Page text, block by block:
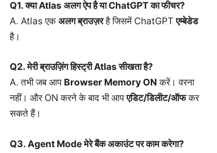
Q1. क्या Atlas अलग ऐप है या ChatGPT का फीचर?
A. Atlas एकअलग ब्राउज़रहै जिसमें ChatGPTएम्बेडेड
है।
Q2. मेरी ब्राउज़िंग हिस्ट्री Atlas सीखता है?
A. तभी जब आप Browser Memory ON करें। वरना
नहीं। और ON करने के बाद भी आपएडिट/डिलीट/ऑफकर
सकते हैं।
Q3. Agent Mode मेरे बैंक अकाउंट पर काम करेगा?